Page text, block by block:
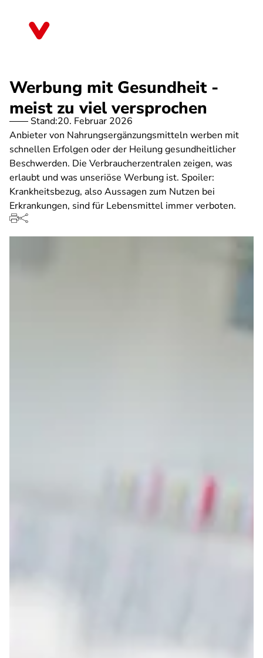
Werbung mit Gesundheit -
meist zu viel versprochen
Stand:20. Februar 2026
Anbieter von Nahrungsergänzungsmitteln werben mit
schnellen Erfolgen oder der Heilung gesundheitlicher
Beschwerden. Die Verbraucherzentralen zeigen, was
erlaubt und was unseriöse Werbung ist. Spoiler:
Krankheitsbezug, also Aussagen zum Nutzen bei
Erkrankungen, sind für Lebensmittel immer verboten.